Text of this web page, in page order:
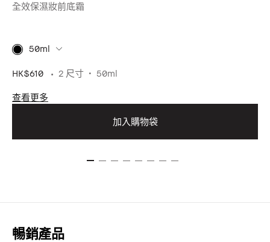
全效保濕妝前底霜
50ml
HK$610 2 尺寸 50ml
查看更多
加入購物袋
暢銷產品